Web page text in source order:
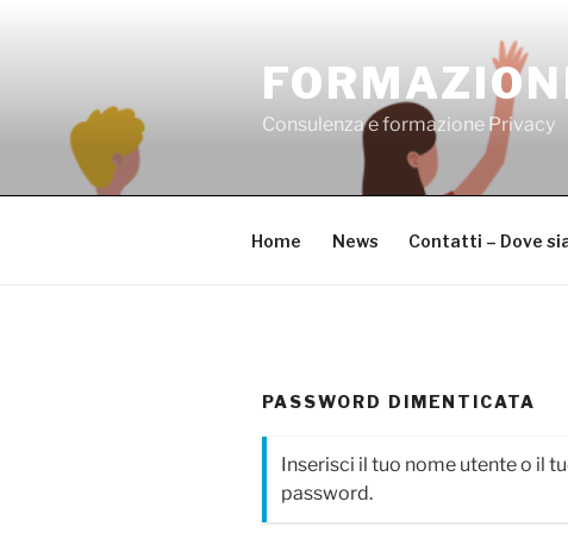
Consulenza e formazione Privacy
Home News Contatti – Dove
PASSWORD DIMENTICATA
Inserisci il tuo nome utente o il
password.